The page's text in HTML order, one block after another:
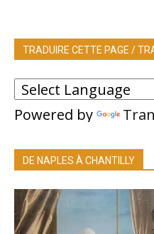
TRADUIRE CETTE PAGE /
Powered by
DE NAPLES À CHANTILLY